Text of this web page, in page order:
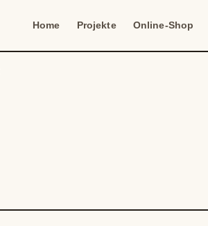
Home Projekte Online-Shop